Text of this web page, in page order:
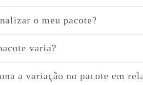
gestão de manutenções e serviços
o meu pacote?
disponíveis.
varia?
a variação no pacote em